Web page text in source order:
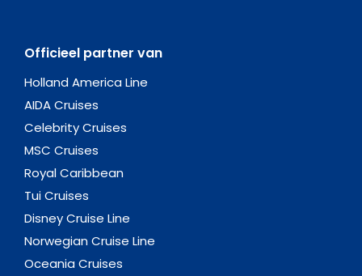
Officieel partner van
Holland America Line
AIDA Cruises
Celebrity Cruises
MSC Cruises
Royal Caribbean
Tui Cruises
Disney Cruise Line
Norwegian Cruise Line
Oceania Cruises